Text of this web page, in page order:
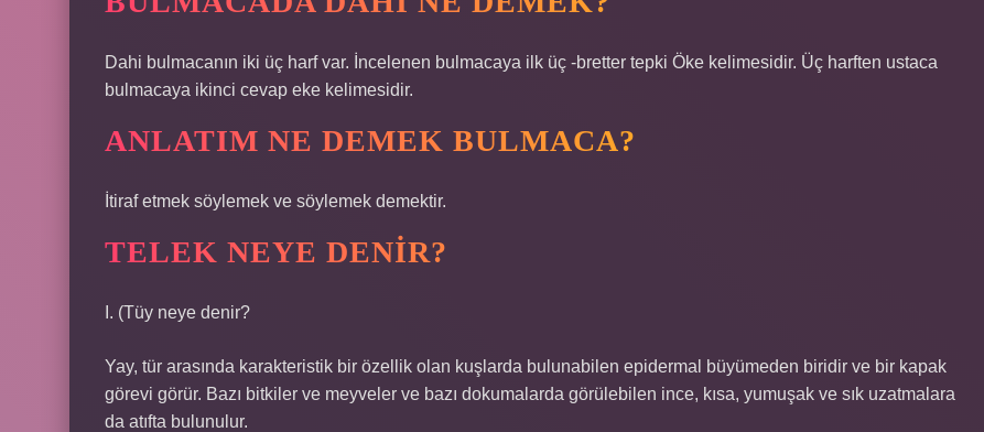
Dahi bulmacanın iki üç harf var. İncelenen bulmacaya ilk üç -bretter tepki Öke kelimesidir. Üç harften ustaca
bulmacaya ikinci cevap eke kelimesidir.
ANLATIM NE DEMEK BULMACA?
İtiraf etmek söylemek ve söylemek demektir.
TELEK NEYE DENIR?
I. (Tüy neye denir?
Yay, tür arasında karakteristik bir özellik olan kuşlarda bulunabilen epidermal büyümeden biridir ve bir kapak
görevi görür. Bazı bitkiler ve meyveler ve bazı dokumalarda görülebilen ince, kısa, yumuşak ve sık uzatmalara
da atıfta bulunulur.